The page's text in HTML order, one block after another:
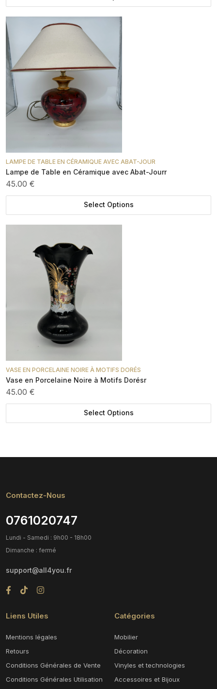
LAMPE DE TABLE EN CÉRAMIQUE AVEC ABAT-JOUR
Lampe de Table en Céramique avec Abat-Jourr
45.00 €
Select Options
VASE EN PORCELAINE NOIRE À MOTIFS DORÉS
Vase en Porcelaine Noire à Motifs Dorésr
45.00 €
Select Options
Contactez-Nous
0761020747
Lundi - Samedi : 9h00 - 18h00
Dimanche : fermé
support@all4you.fr
Liens Utiles
Mentions légales
Retours
Conditions Générales de Vente
Conditions Générales Utilisation
Catégories
Mobilier
Décoration
Vinyles et technologies
Accessoires et Bijoux